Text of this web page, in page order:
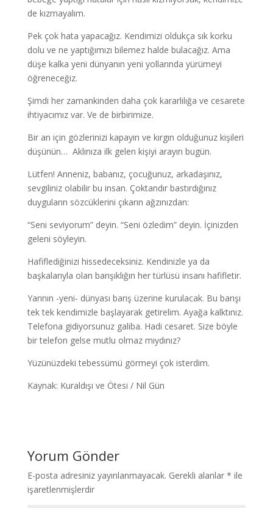
de kızmayalım.
Pek çok hata yapacağız. Kendimizi oldukça sık korku
dolu ve ne yaptığımızı bilemez halde bulacağız. Ama
düşe kalka yeni dünyanın yeni yollarında yürümeyi
öğreneceğiz.
Şimdi her zamankinden daha çok kararlılığa ve cesarete
ihtiyacımız var. Ve de birbirimize.
Bir an için gözlerinizi kapayın ve kırgın olduğunuz kişileri
düşünün… Aklınıza ilk gelen kişiyi arayın bugün.
Lütfen! Anneniz, babanız, çocuğunuz, arkadaşınız,
sevgiliniz olabilir bu insan. Çoktandır bastırdığınız
duyguların sözcüklerini çıkarın ağzınızdan:
“Seni seviyorum” deyin. “Seni özledim” deyin. İçinizden
geleni söyleyin.
Hafiflediğinizi hissedeceksiniz. Kendinizle ya da
başkalarıyla olan barışıklığın her türlüsü insanı hafifletir.
Yarının -yeni- dünyası barış üzerine kurulacak. Bu barışı
tek tek kendimizle başlayarak getirelim. Ayağa kalktınız.
Telefona gidiyorsunuz galiba. Hadi cesaret. Size böyle
bir telefon gelse mutlu olmaz mıydınız?
Yüzünüzdeki tebessümü görmeyi çok isterdim.
Kaynak: Kuraldışı ve Ötesi / Nil Gün
Yorum Gönder
E-posta adresiniz yayınlanmayacak. Gerekli alanlar * ile
işaretlenmişlerdir